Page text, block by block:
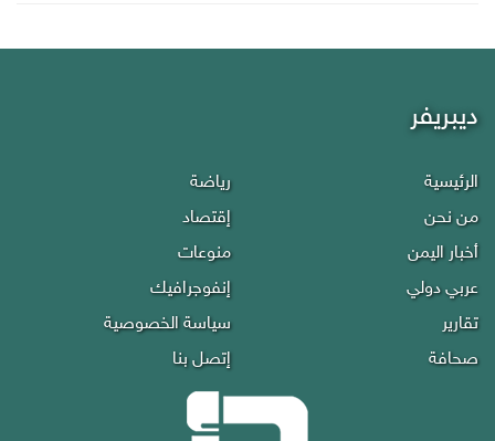
ديبريفر
الرئيسية
من نحن
أخبار اليمن
عربي دولي
تقارير
صحافة
رياضة
إقتصاد
منوعات
إنفوجرافيك
سياسة الخصوصية
إتصل بنا